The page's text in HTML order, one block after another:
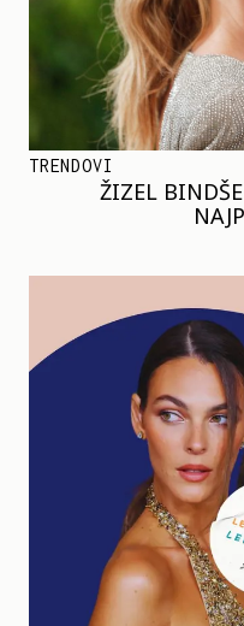
TRENDOVI
ŽIZEL